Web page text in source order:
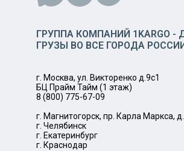
ГРУППА КОМПАНИЙ 1KARGO -
ГРУЗЫ ВО ВСЕ ГОРОДА РОССИИ
г. Москва, ул. Викторенко д.9с1
БЦ Прайм Тайм (1 этаж)
8 (800) 775-67-09
г. Магнитогорск, пр. Карла Маркса,
г. Челябинск
г. Екатеринбург
г. Краснодар